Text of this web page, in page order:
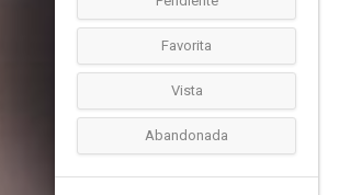
Favorita
Vista
Abandonada